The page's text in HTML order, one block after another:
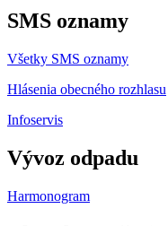
SMS oznamy
Všetky SMS oznamy
Hlásenia obecného rozhlasu
Infoservis
Vývoz odpadu
Harmonogram